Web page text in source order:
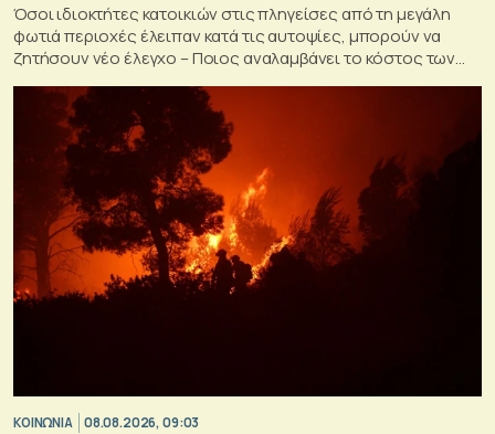
Όσοι ιδιοκτήτες κατοικιών στις πληγείσες από τη μεγάλη
φωτιά περιοχές έλειπαν κατά τις αυτοψίες, μπορούν να
ζητήσουν νέο έλεγχο – Ποιος αναλαμβάνει το κόστος των
ΚΟΙΝΩΝΙΑ 08.08.2026, 09:03